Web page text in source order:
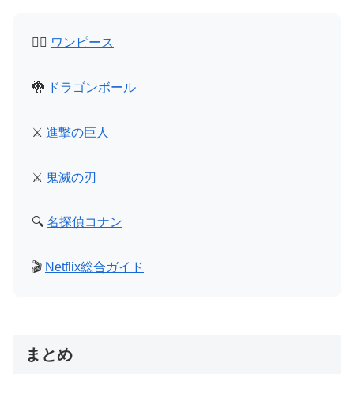
🏴‍☠️ ワンピース
🐉 ドラゴンボール
⚔️ 進撃の巨人
⚔️ 鬼滅の刃
🔍 名探偵コナン
🎬 Netflix総合ガイド
まとめ